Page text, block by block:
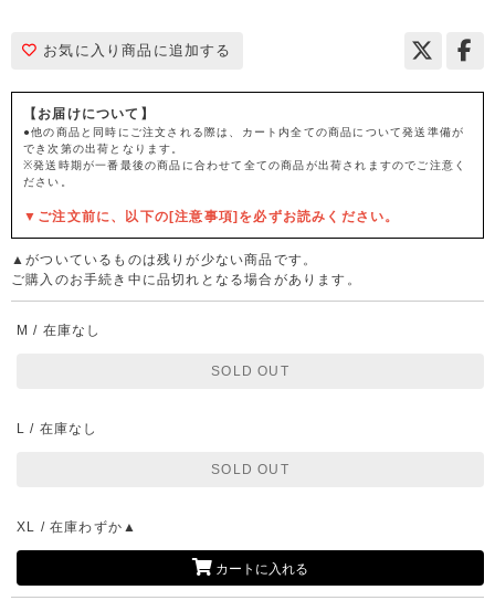
お気に入り商品に追加する
【お届けについて】
●他の商品と同時にご注文される際は、カート内全ての商品について発送準備が
でき次第の出荷となります。
※発送時期が一番最後の商品に合わせて全ての商品が出荷されますのでご注意く
ださい。
▼ご注文前に、以下の[注意事項]を必ずお読みください。
▲がついているものは残りが少ない商品です。
ご購入のお手続き中に品切れとなる場合があります。
M / 在庫なし
SOLD OUT
L / 在庫なし
SOLD OUT
XL / 在庫わずか▲
カートに入れる